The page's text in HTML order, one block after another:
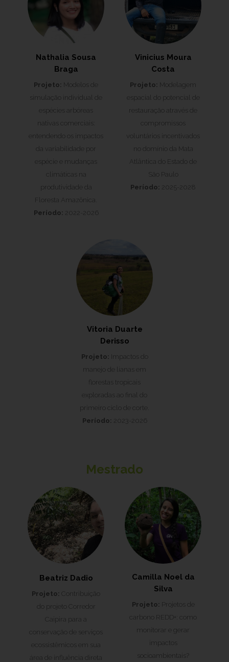
Nathalia Sousa
Braga
Projeto: Modelos de
simulação individual de
espécies arbóreas
nativas comerciais:
entendendo os impactos
da variabilidade por
espécie e mudanças
climáticas na
produtividade da
Floresta Amazônica.
Período: 2022-2026
Vinicius Moura
Costa
Projeto: Modelagem
espacial do potencial de
restauração através de
compromissos
voluntários incentivados
no domínio da Mata
Atlântica do Estado de
São Paulo
Período: 2025-2028
Vitoria Duarte
Derisso
Projeto: Impactos do
manejo de lianas em
florestas tropicais
exploradas ao final do
primeiro ciclo de corte.
Período: 2023-2026
Mestrado
Beatriz Dadio
Projeto: Contribuição
do projeto Corredor
Caipira para a
conservação de serviços
ecossistêmicos em sua
área de influência direta
Camilla Noel da
Silva
Projeto: Projetos de
carbono REDD+: como
monitorar e gerar
impactos
socioambientais?